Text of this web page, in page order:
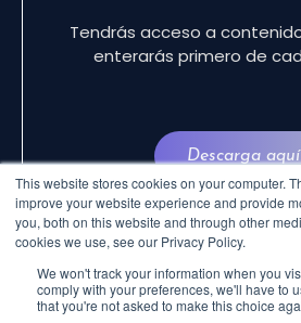
This website stores cookies on your computer.
improve your website experience and provide
you, both on this website and through other
cookies we use, see our Privacy Policy.
We won't track your information when you
comply with your preferences, we'll have to
that you're not asked to make this choice
Tendrás acceso a
enterarás primero de
Descarga aquí